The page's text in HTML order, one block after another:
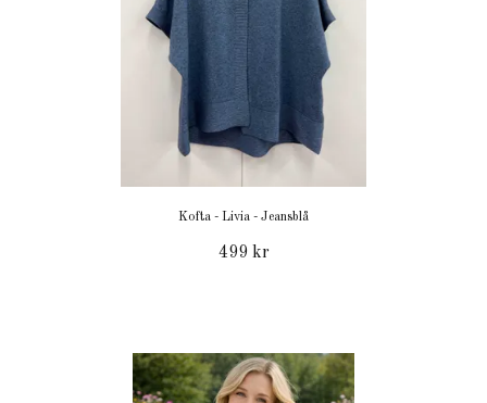
Kofta - Livia - Jeansblå
499 kr